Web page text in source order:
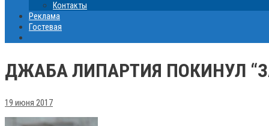
Контакты
Реклама
Гостевая
ДЖАБА ЛИПАРТИЯ ПОКИНУЛ
19 июня 2017